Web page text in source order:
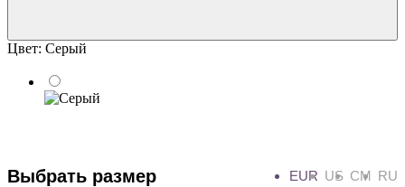
Цвет: Серый
Выбрать размер EUR US CM RU